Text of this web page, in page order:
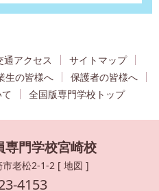
通アクセス
サイトマップ
生の皆様へ
保護者の皆様へ
全国版専門学校トップ
専門学校宮崎校
老松2-1-2 [ 地図 ]
4153